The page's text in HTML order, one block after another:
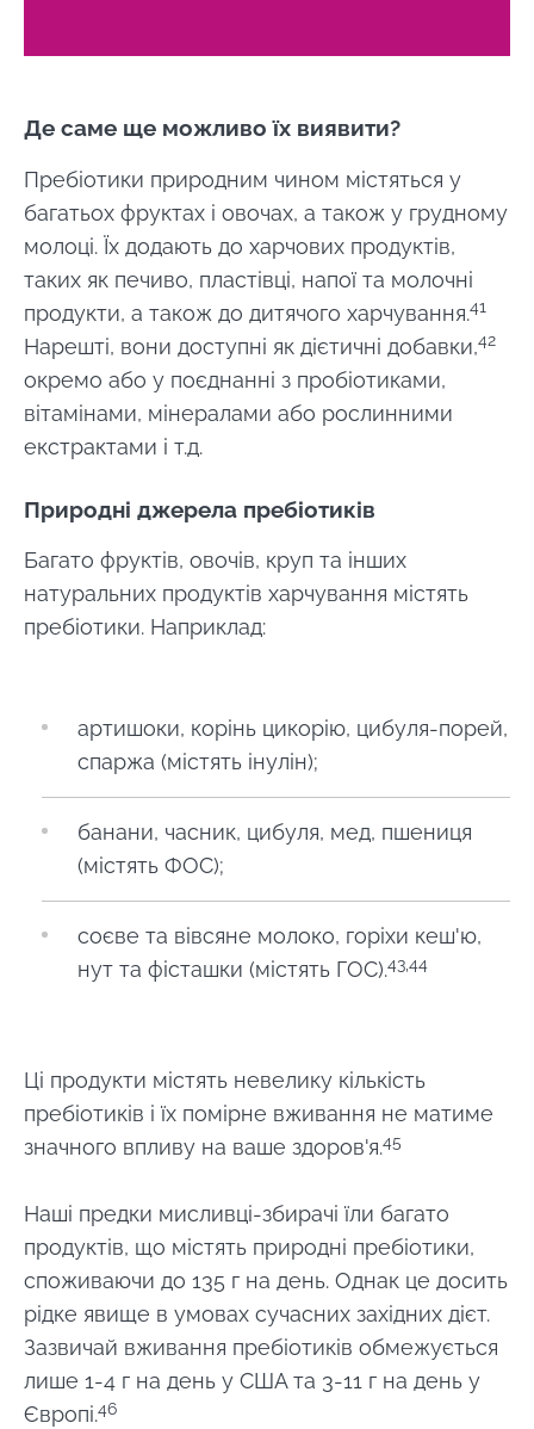
Де саме ще можливо їх виявити?
Пребіотики природним чином містяться у
багатьох фруктах і овочах, а також у грудному
молоці. Їх додають до харчових продуктів,
таких як печиво, пластівці, напої та молочні
продукти, а також до дитячого харчування.41
Нарешті, вони доступні як дієтичні добавки,42
окремо або у поєднанні з пробіотиками,
вітамінами, мінералами або рослинними
екстрактами і т.д.
Природні джерела пребіотиків
Багато фруктів, овочів, круп та інших
натуральних продуктів харчування містять
пребіотики. Наприклад:
артишоки, корінь цикорію, цибуля-порей,
спаржа (містять інулін);
банани, часник, цибуля, мед, пшениця
(містять ФОС);
соєве та вівсяне молоко, горіхи кеш'ю,
нут та фісташки (містять ГОС).43,44
Ці продукти містять невелику кількість
пребіотиків і їх помірне вживання не матиме
значного впливу на ваше здоров'я.45
Наші предки мисливці-збирачі їли багато
продуктів, що містять природні пребіотики,
споживаючи до 135 г на день. Однак це досить
рідке явище в умовах сучасних західних дієт.
Зазвичай вживання пребіотиків обмежується
лише 1-4 г на день у США та 3-11 г на день у
Європі.46
BioCodex
захисту данихІнституту мікробіоти
Biocodex.
* Обов'язкові поля
BMI 20-35
Explore
29.07.2026
Питна вода:
джерело
мікроорганізмів
Прочитати
29.07.2026
Атопічний
дерматит:
Malassezia
Прочитати